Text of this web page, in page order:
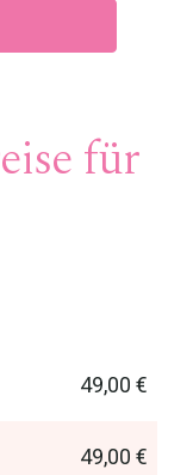
für
49,00 €
49,00 €